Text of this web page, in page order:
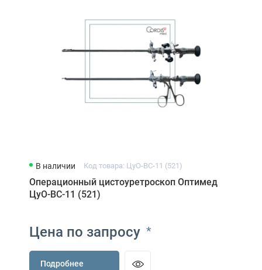
В наличии Код товара: ЦуО-ВС-11 (521)
Операционный цистоуретроскоп Оптимед
ЦуО-ВС-11 (521)
Цена по запросу *
Подробнее